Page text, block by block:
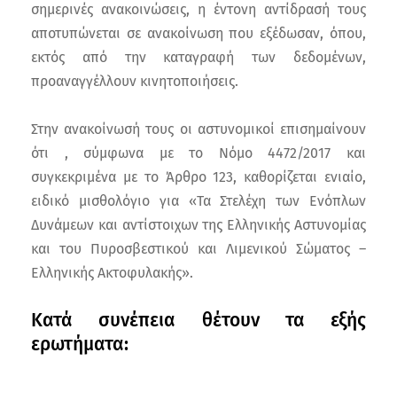
σημερινές ανακοινώσεις, η έντονη αντίδρασή τους
αποτυπώνεται σε ανακοίνωση που εξέδωσαν, όπου,
εκτός από την καταγραφή των δεδομένων,
προαναγγέλλουν κινητοποιήσεις.
Στην ανακοίνωσή τους οι αστυνομικοί επισημαίνουν
ότι , σύμφωνα με το Νόμο 4472/2017 και
συγκεκριμένα με το Άρθρο 123, καθορίζεται ενιαίο,
ειδικό μισθολόγιο για «Τα Στελέχη των Ενόπλων
Δυνάμεων και αντίστοιχων της Ελληνικής Αστυνομίας
και του Πυροσβεστικού και Λιμενικού Σώματος –
Ελληνικής Ακτοφυλακής».
Κατά συνέπεια θέτουν τα εξής
ερωτήματα: